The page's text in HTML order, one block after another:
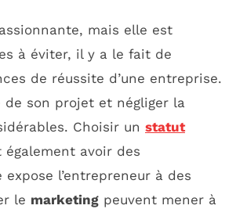
mais elle est
à éviter, il y a le fait de
de réussite d’une entreprise.
son projet et négliger la
Choisir un statut
avoir des
l’entrepreneur à des
le marketing peuvent mener à